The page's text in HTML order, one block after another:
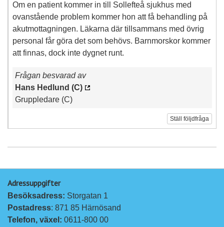
Om en patient kommer in till Sollefteå sjukhus med
ovanstående problem kommer hon att få behandling på
akutmottagningen. Läkarna där tillsammans med övrig
personal får göra det som behövs. Barnmorskor kommer
att finnas, dock inte dygnet runt.
Frågan besvarad av
Hans Hedlund (C)
Gruppledare (C)
Ställ följdfråga
Adressuppgifter
Besöksadress: Storgatan 1
Postadress: 871 85 Härnösand
Telefon, växel: 0611-800 00